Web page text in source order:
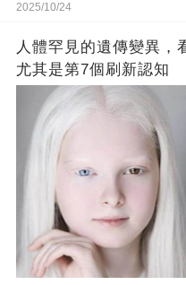
2025/10/24
人體罕見的遺傳變異，
尤其是第7個刷新認知